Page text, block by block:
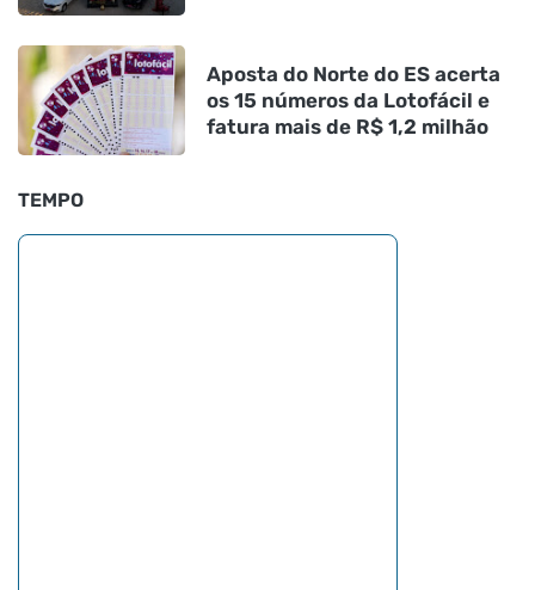
Aposta do Norte do ES acerta
os 15 números da Lotofácil e
fatura mais de R$ 1,2 milhão
TEMPO